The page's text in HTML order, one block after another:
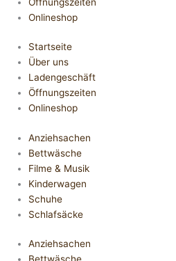
Onlineshop
Startseite
Über uns
Ladengeschäft
Öffnungszeiten
Onlineshop
Anziehsachen
Bettwäsche
Filme & Musik
Kinderwagen
Schuhe
Schlafsäcke
Anziehsachen